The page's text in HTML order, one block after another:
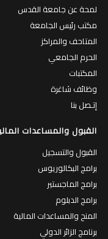
لمحة عن جامعة القدس
مكتب رئيس الجامعة
المتاحف والمراكز
الحرم الجامعي
المكتبات
وظائف شاغرة
إتـصل بنا
القبول والمساعدات
القبول والتسجيل
برامج البكالوريوس
برامج الماجستير
برامج الدبلوم
المنح والمساعدات المالية
برنامج الزائر الدولي